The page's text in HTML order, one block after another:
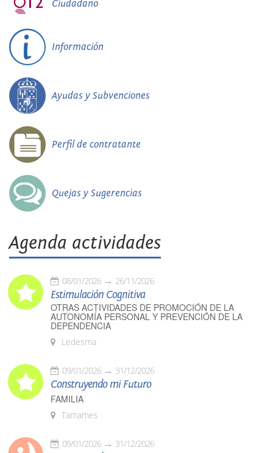
Ciudadano
Información
Ayudas y Subvenciones
Perfil de contratante
Quejas y Sugerencias
Agenda actividades
08/01/2026 26/11/2026
Estimulación Cognitiva
OTRAS ACTIVIDADES DE PROMOCIÓN DE LA
AUTONOMÍA PERSONAL Y PREVENCIÓN DE LA
DEPENDENCIA
Ledesma
09/01/2026 31/12/2026
Construyendo mi Futuro
FAMILIA
Tamames
09/01/2026 31/12/2026